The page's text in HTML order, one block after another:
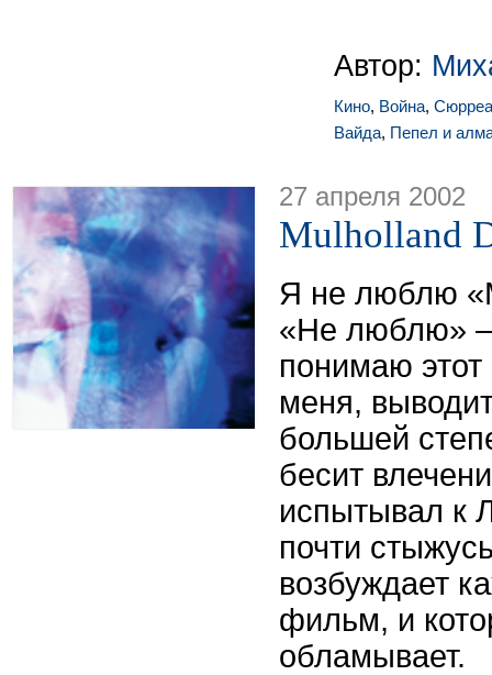
Автор:
Кино, Война,
Вайда, Пепел и
27 апреля 2002
Mulholland
Я не люблю
«Не люблю»
понимаю
меня,
большей
бесит
испытывал к
почти
возбуждает
фильм, и
обламывает.